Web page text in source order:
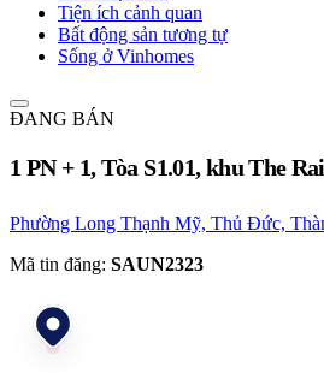
Tiện ích cảnh quan
Bất động sản tương tự
Sống ở Vinhomes
ĐANG BÁN
1 PN + 1, Tòa S1.01, khu The
Phường Long Thạnh Mỹ, Thủ Đức,
Mã tin đăng: SAUN2323